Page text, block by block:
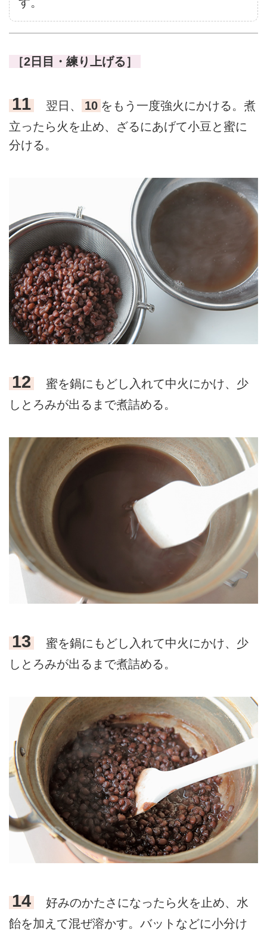
［2日目・練り上げる］
11 翌日、 10 をもう一度強火にかける。煮
立ったら火を止め、ざるにあげて小豆と蜜に
分ける。
12
蜜を鍋にもどし入れて中火にかけ、少
しとろみが出るまで煮詰める。
13
蜜を鍋にもどし入れて中火にかけ、少
しとろみが出るまで煮詰める。
14
好みのかたさになったら火を止め、水
飴を加えて混ぜ溶かす。バットなどに小分け